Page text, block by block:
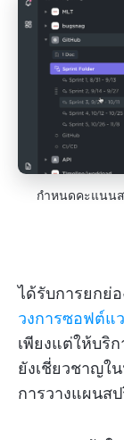
กำหนดคะแนน
ได้รับการยกย่
วงการซอฟต์แ
เพียงแต่ให้บริ
ยังเชี่ยวชาญใ
การวางแผนส